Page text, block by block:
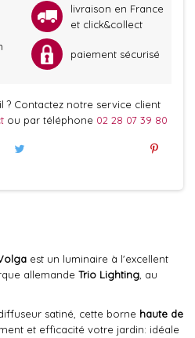
livraison en France
et click&collect
paiement sécurisé
? Contactez notre service client
ou par téléphone 02 28 07 39 80
est un luminaire à l'excellent
allemande Trio Lighting , au
satiné, cette borne haute de
et efficacité votre jardin: idéale